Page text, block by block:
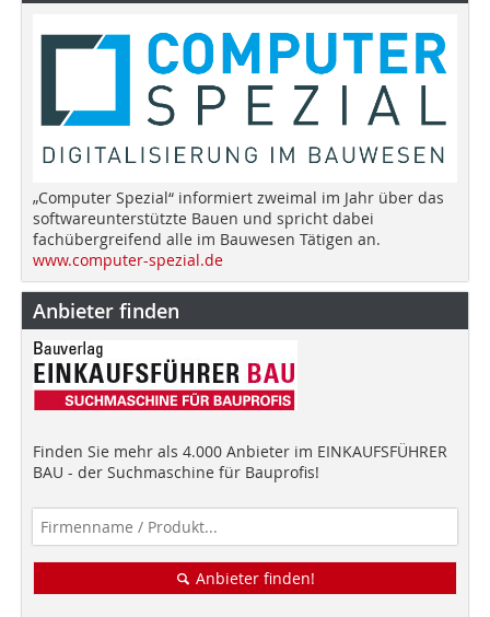
„Computer Spezial“ informiert zweimal im Jahr über das
softwareunterstützte Bauen und spricht dabei
fachübergreifend alle im Bauwesen Tätigen an.
www.computer-spezial.de
Anbieter finden
Finden Sie mehr als 4.000 Anbieter im EINKAUFSFÜHRER
BAU - der Suchmaschine für Bauprofis!
Anbieter finden!